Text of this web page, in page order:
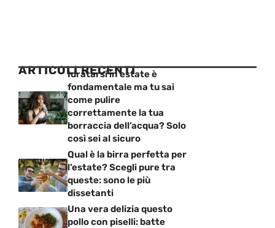
ARTICOLI RECENTI
Idratarsi in estate è
fondamentale ma tu sai
come pulire
correttamente la tua
borraccia dell’acqua? Solo
così sei al sicuro
Qual è la birra perfetta per
l’estate? Scegli pure tra
queste: sono le più
dissetanti
Una vera delizia questo
pollo con piselli: batte